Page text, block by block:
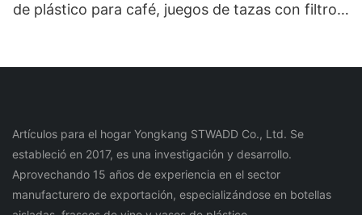
de plástico para café, juegos de tazas con filtro
Artículos para el hogar Yongkang STWADD Co., Ltd. Se
estableció en 2017, es una investigación y desarrollo.
Aprovechando 15 años de experiencia en el sector
manufacturero de exportación, especializándose en botellas